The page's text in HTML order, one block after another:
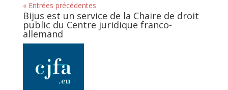
« Entrées précédentes
Bijus est un service de la Chaire de droit
public du Centre juridique franco-
allemand